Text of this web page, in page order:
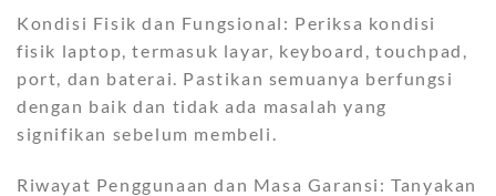
Kondisi Fisik dan Fungsional: Periksa kondisi
fisik laptop, termasuk layar, keyboard, touchpad,
port, dan baterai. Pastikan semuanya berfungsi
dengan baik dan tidak ada masalah yang
signifikan sebelum membeli.
Riwayat Penggunaan dan Masa Garansi: Tanyakan